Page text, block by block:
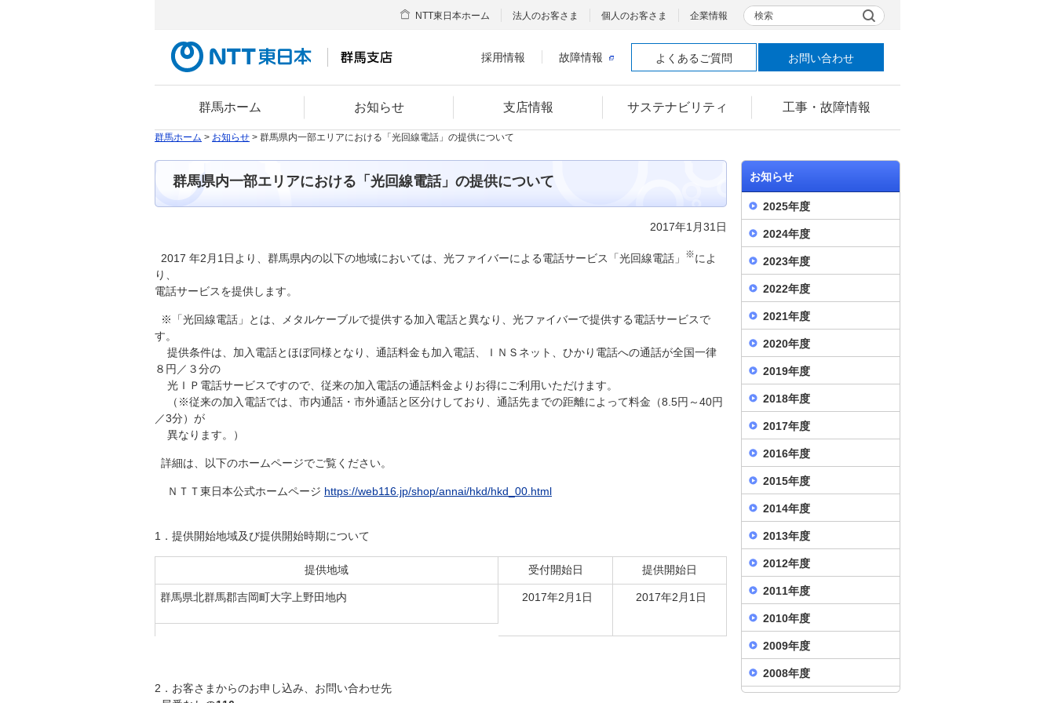
群馬ホーム お知らせ 支店情報 サステナビリティ 工事・故障情報
NTT東日本ホーム 法人のお客さま 個人のお客さま 企業情報 検索
採用情報 故障情報 よくあるご質問 お問い合わせ
群馬ホーム > お知らせ > 群馬県内一部エリアにおける「光回線電話」の提供について
群馬県内一部エリアにおける「光回線電話」の提供について
2017年1月31日
2017 年2月1日より、群馬県内の以下の地域においては、光ファイバーによる電話サービス「光回線電話」 ※によ
り、
電話サービスを提供します。
※「光回線電話」とは、メタルケーブルで提供する加入電話と異なり、光ファイバーで提供する電話サービスで
す。
提供条件は、加入電話とほぼ同様となり、通話料金も加入電話、ＩＮＳネット、ひかり電話への通話が全国一律
８円／３分の
光ＩＰ電話サービスですので、従来の加入電話の通話料金よりお得にご利用いただけます。
（※従来の加入電話では、市内通話・市外通話と区分けしており、通話先までの距離によって料金（8.5円～40円
／3分）が
異なります。）
詳細は、以下のホームページでご覧ください。
ＮＴＴ東日本公式ホームページ https://web116.jp/shop/annai/hkd/hkd_00.html
1．提供開始地域及び提供開始時期について
提供地域 受付開始日 提供開始日
群馬県北群馬郡吉岡町大字上野田地内 2017年2月1日 2017年2月1日
2．お客さまからのお申し込み、お問い合わせ先
お知らせ
2025年度
2024年度
2023年度
2022年度
2021年度
2020年度
2019年度
2018年度
2017年度
2016年度
2015年度
2014年度
2013年度
2012年度
2011年度
2010年度
2009年度
2008年度